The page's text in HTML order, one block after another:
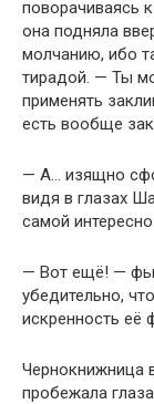
поворачиваясь
она подняла
молчанию, ибо
тирадой. — Ты
применять
есть вообще
— А… изящно
видя в глазах
самой
— Вот ещё! —
убедительно,
искренность её
Чернокнижница
пробежала